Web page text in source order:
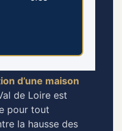
d’une maison
de Loire est
pour tout
la hausse des